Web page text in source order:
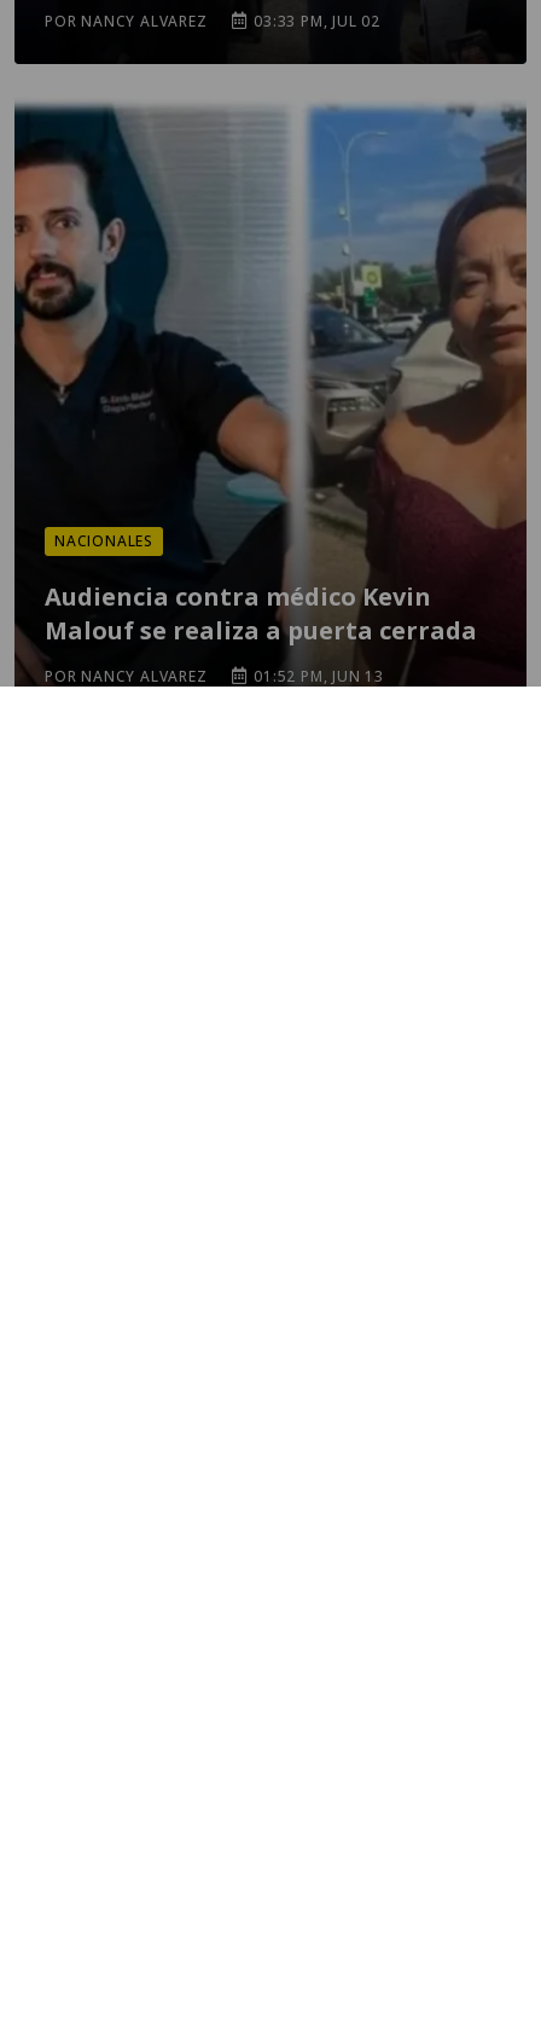
POR NANCY ALVAREZ 03:33 PM, JUL 02
NACIONALES
Audiencia contra médico Kevin
Malouf se realiza a puerta cerrada
POR NANCY ALVAREZ 01:52 PM, JUN 13